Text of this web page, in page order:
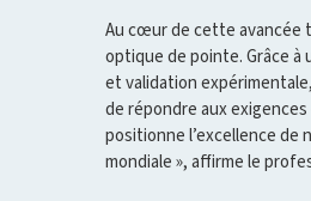
Au cœur de cette avancée
optique de pointe. Grâce
et validation
de répondre aux
positionne l’excellence de
mondiale », affirme le